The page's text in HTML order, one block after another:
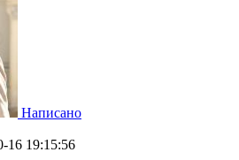
Написано
16 19:15:56